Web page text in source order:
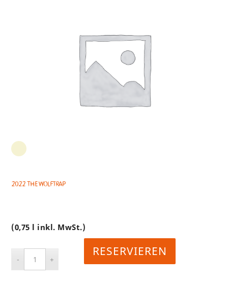
2022 The Wolftrap
(0,75 l inkl. MwSt.)
RESERVIEREN